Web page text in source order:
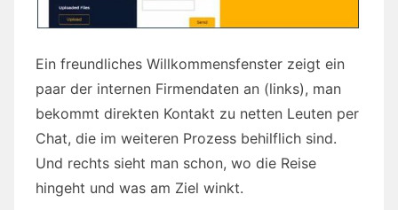
Ein freundliches Willkommensfenster zeigt ein
paar der internen Firmendaten an (links), man
bekommt direkten Kontakt zu netten Leuten per
Chat, die im weiteren Prozess behilflich sind.
Und rechts sieht man schon, wo die Reise
hingeht und was am Ziel winkt.